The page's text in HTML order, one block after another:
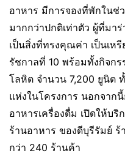
อาหาร มีการจองที่พักในช่
มากกว่าปกติเท่าตัว ผู้ที่มา
เป็นสิ่งที่ทรงคุณค่า เป็นเ
รัชกาลที่ 10 พร้อมทั้งกิจก
โลหิต จำนวน 7,200 ยูนิต
แห่งในโครงการ นอกจาก
อาหารเครื่องดื่ม เปิดให้บริ
ร้านอาหาร ของดีบุรีรัมย์
กว่า 240 ร้านค้า